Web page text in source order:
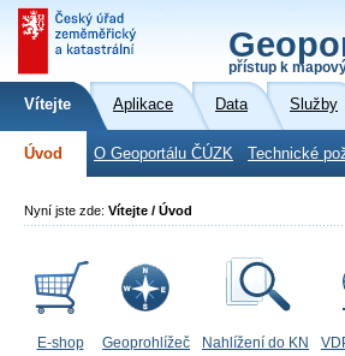
přístup k
Vítejte Aplikace Data Služby
Úvod O Geoportálu ČÚZK Technické
Nyní jste zde: Vítejte / Úvod
E-shop Geoprohlížeč Nahlížení do KN